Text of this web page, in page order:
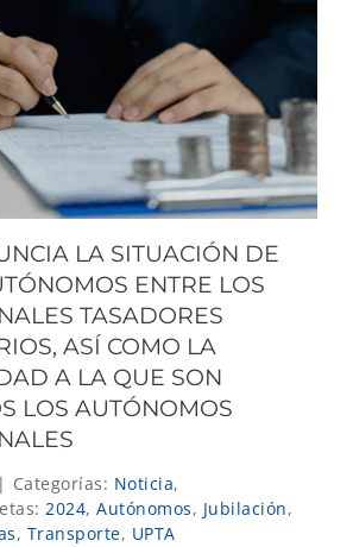
LA SITUACIÓN DE
ENTRE LOS
TASADORES
ASÍ COMO LA
A LA QUE SON
LOS AUTÓNOMOS
| Categorías: Noticia,
2024, Autónomos, Jubilación,
, Transporte, UPTA